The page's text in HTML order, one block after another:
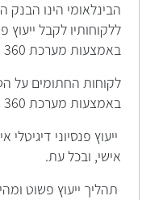
הבינלאומי הינו
באמצעות מערכת Fibi wise 360.
לקוחות החתומים על
באמצעות מערכת Fibi wise 360:
ייעוץ פנסיוני
אישי, ובכל עת.
תהליך ייעוץ פשוט